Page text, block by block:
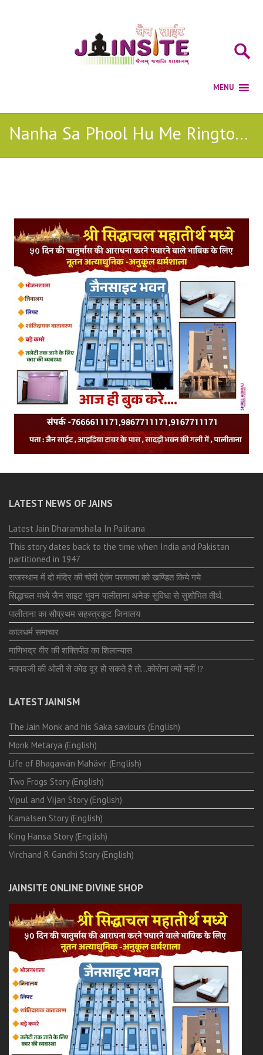
Nanha Sa Phool Hu Me Ringtone Download
LATEST NEWS OF JAINS
Latest Jain Dharamshala In Palitana
This story dates back to the time when India and Pakistan
partitioned in 1947
राजस्थान में दो मंदिर की चोरी ऐवंम परमात्मा को खण्डित किये गये
सिद्धाचल मध्ये जैन साइट भुवन पालीताना अनेक सुविधा से सुशोभित तीर्थ.
पालीताना का सौप्रथम सहस्त्रकूट जिनालय
कालधर्म समाचार
माणिभद्र वीर की शक्तिपीठ का शिलान्यास
नवपदजी की ओली से कोढ दूर हो सकते है तो…कोरोना क्यों नहीं ⁉️
LATEST JAINISM
The Jain Monk and his Saka saviours (English)
Monk Metarya (English)
Life of Bhagawän Mahävir (English)
Two Frogs Story (English)
Vipul and Vijan Story (English)
Kamalsen Story (English)
King Hansa Story (English)
Virchand R Gandhi Story (English)
JAINSITE ONLINE DIVINE SHOP